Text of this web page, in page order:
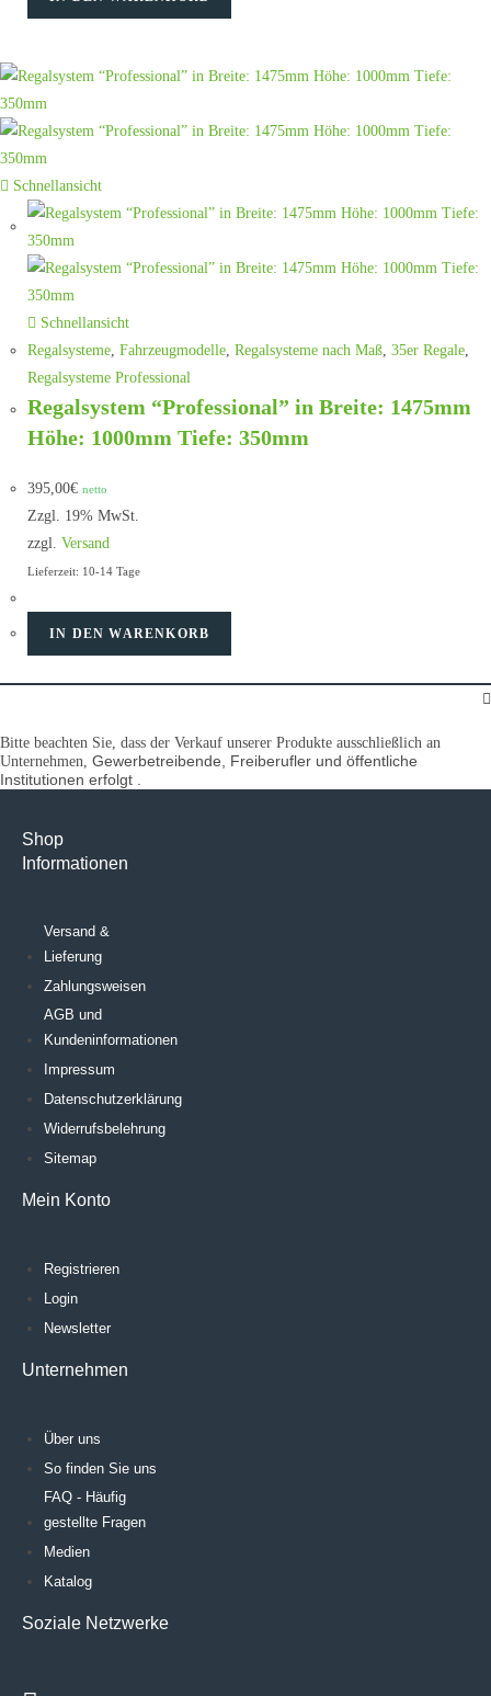
Schnellansicht
Schnellansicht
Regalsysteme, Fahrzeugmodelle, Regalsysteme nach Maß, 35er Regale,
Regalsysteme Professional
Regalsystem “Professional” in Breite: 1475mm
Höhe: 1000mm Tiefe: 350mm
395,00€ netto
Zzgl. 19% MwSt.
zzgl. Versand
Lieferzeit: 10-14 Tage
IN DEN WARENKORB
Bitte beachten Sie, dass der Verkauf unserer Produkte ausschließlich an
Unternehmen, Gewerbetreibende, Freiberufler und öffentliche
Institutionen erfolgt .
Shop
Informationen
Versand &
Lieferung
Zahlungsweisen
AGB und
Kundeninformationen
Impressum
Datenschutzerklärung
Widerrufsbelehrung
Sitemap
Mein Konto
Registrieren
Login
Newsletter
Unternehmen
Über uns
So finden Sie uns
FAQ - Häufig
gestellte Fragen
Medien
Katalog
Soziale Netzwerke